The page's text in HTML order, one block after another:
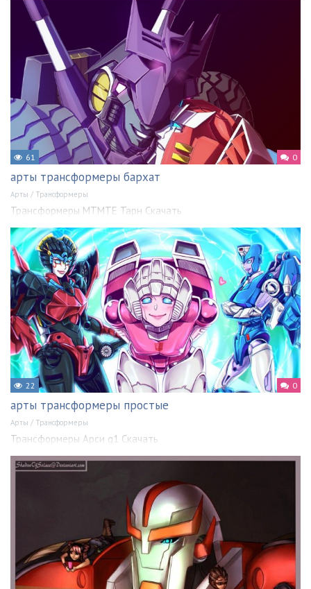
61 0
арты трансформеры бархат
Арты / Трансформеры
Трансформеры MTMTE Тарн Скачать
22 0
арты трансформеры простые
Арты / Трансформеры
Трансформеры Арси g1 Скачать